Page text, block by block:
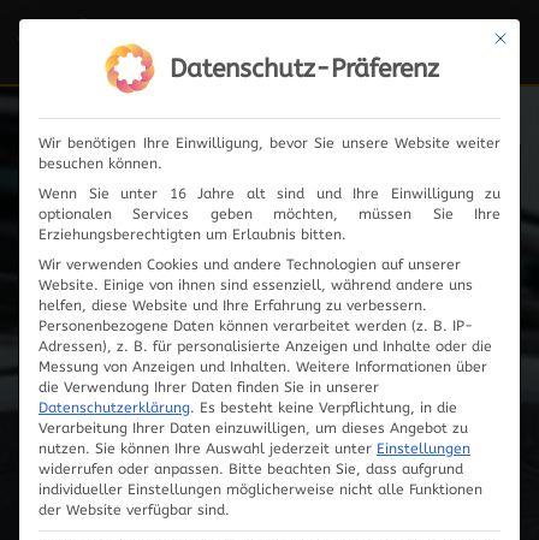
Fahrzeugauswahl
Innovationen
Mit
Datenschutz-Präferenz
Wir benötigen Ihre Einwilligung, bevor Sie unsere Website weiter
besuchen können.
Wenn Sie unter 16 Jahre alt sind und Ihre Einwilligung zu
optionalen Services geben möchten, müssen Sie Ihre
Erziehungsberechtigten um Erlaubnis bitten.
Wir verwenden Cookies und andere Technologien auf unserer
Website. Einige von ihnen sind essenziell, während andere uns
helfen, diese Website und Ihre Erfahrung zu verbessern.
Personenbezogene Daten können verarbeitet werden (z. B. IP-
Adressen), z. B. für personalisierte Anzeigen und Inhalte oder die
Messung von Anzeigen und Inhalten. Weitere Informationen über
die Verwendung Ihrer Daten finden Sie in unserer
Datenschutzerklärung. Es besteht keine Verpflichtung, in die
Verarbeitung Ihrer Daten einzuwilligen, um dieses Angebot zu
nutzen. Sie können Ihre Auswahl jederzeit unter Einstellungen
widerrufen oder anpassen. Bitte beachten Sie, dass aufgrund
individueller Einstellungen möglicherweise nicht alle Funktionen
der Website verfügbar sind.